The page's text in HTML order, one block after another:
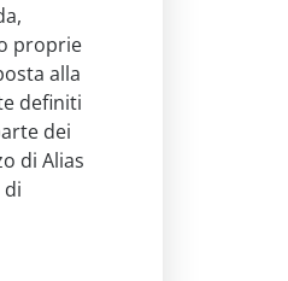
proprie
alla
definiti
dei
di Alias
di